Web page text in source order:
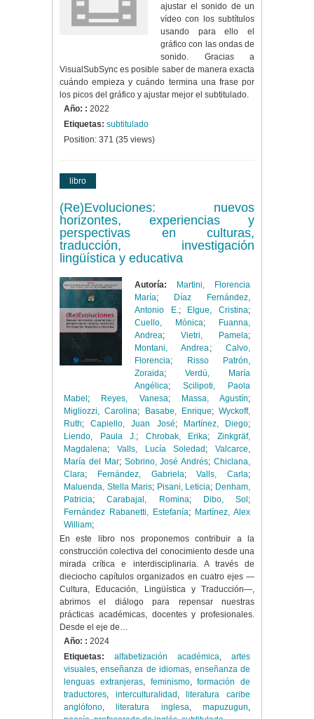
ajustar el sonido de un
vídeo con los subtítulos
usando para ello el
gráfico con las ondas de
sonido. Gracias a
VisualSubSync es posible saber de manera exacta
cuándo empieza y cuándo termina una frase por
los picos del gráfico y ajustar mejor el subtitulado.
Año: : 2022
Etiquetas: subtitulado
Position: 371 (35 views)
libro
(Re)Evoluciones: nuevos
horizontes, experiencias y
perspectivas en culturas,
traducción, investigación
lingüística y educativa
Autoría:
Martini, Florencia
María;
Díaz Fernández,
Antonio E.; Elgue, Cristina;
Cuello, Mónica;
Fuanna,
Andrea; Vietri, Pamela;
Montani, Andrea;Calvo,
Florencia;
Risso Patrón,
Zoraida; Verdú, María
Angélica; Scilipoti, Paola
Mabel ; Reyes, Vanesa; Massa, Agustín;
Migliozzi, Carolina; Basabe, Enrique; Wyckoff,
Ruth;Capiello, Juan José; Martínez, Diego;
Liendo, Paula J.; Chrobak, Erika;Zinkgräf,
Magdalena; Valls, Lucía Soledad ; Valcarce,
María del Mar; Sobrino, José Andrés;Chiclana,
Clara; Fernández, Gabriela;Valls, Carla;
Maluenda, Stella Maris; Pisani, Leticia; Denham,
Patricia;Carabajal, Romina; Dibo, Sol ;
Fernández Rabanetti, Estefanía; Martínez, Alex
William;
En este libro nos proponemos contribuir a la
construcción colectiva del conocimiento desde una
mirada crítica e interdisciplinaria. A través de
dieciocho capítulos organizados en cuatro ejes —
Cultura, Educación, Lingüística y Traducción—,
abrimos el diálogo para repensar nuestras
prácticas académicas, docentes y profesionales.
Desde el eje de…
Año: : 2024
Etiquetas:
alfabetización académica, artes
visuales,enseñanza de idiomas, enseñanza de
lenguas extranjeras, feminismo,formación de
traductores, interculturalidad ,
literatura caribe
anglófono, literatura inglesa,mapuzugun,